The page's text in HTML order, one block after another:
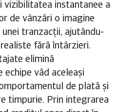
vizibilitatea instantanee a
de vânzări o imagine
tranzacții, ajutându-
fără întârzieri.
elimină
echipe văd aceleași
de plată și
timpurie. Prin integrarea